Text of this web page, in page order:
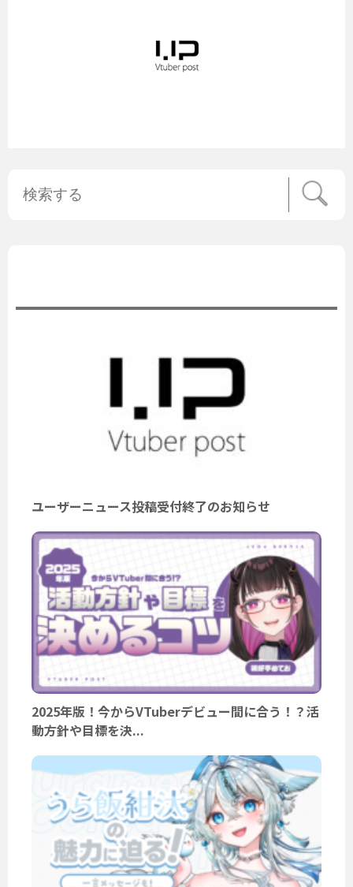
ユーザーニュース投稿受付終了のお知らせ
2025年版！今からVTuberデビュー間に合う！？活
動方針や目標を決...